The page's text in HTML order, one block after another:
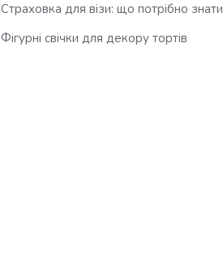
Страховка для візи: що потрібно знати
Фігурні свічки для декору тортів